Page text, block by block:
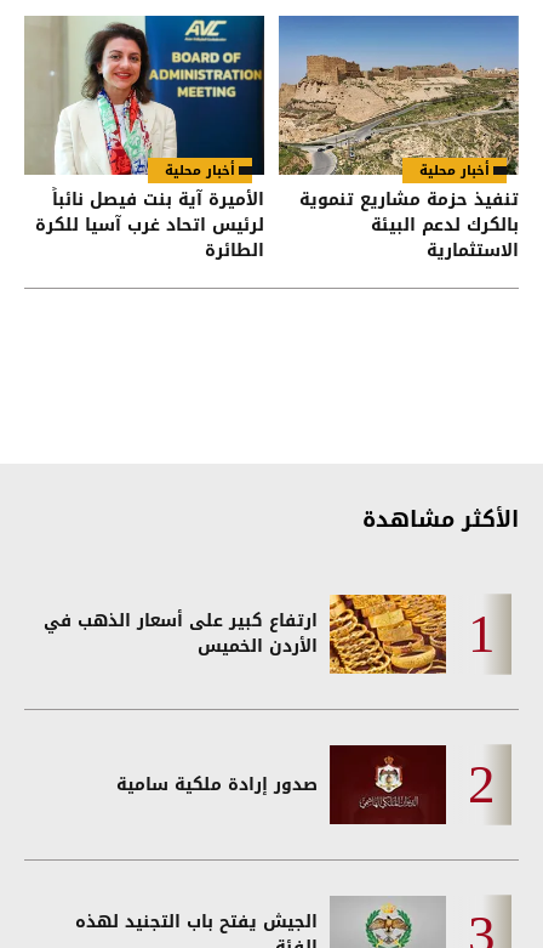
أخبار محلية
تنفيذ حزمة مشاريع تنموية
بالكرك لدعم البيئة
الاستثمارية
أخبار محلية
الأميرة آية بنت فيصل نائباً
لرئيس اتحاد غرب آسيا للكرة
الطائرة
الأكثر مشاهدة
ارتفاع كبير على أسعار الذهب في
الأردن الخميس
صدور إرادة ملكية سامية
الجيش يفتح باب التجنيد لهذه